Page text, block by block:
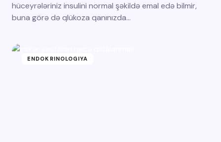
hüceyrələriniz insulini normal şəkildə emal edə bilmir,
buna görə də qlükoza qanınızda…
ENDOKRINOLOGIYA